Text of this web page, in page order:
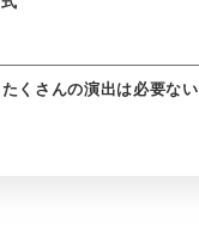
たくさんの演出は必要ない